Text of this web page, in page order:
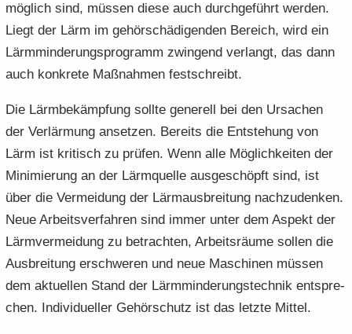
mög­lich sind, müs­sen diese auch durch­ge­führt wer­den.
Liegt der Lärm im ge­hör­schä­di­gen­den Be­reich, wird ein
Lärm­min­de­rungs­pro­gramm zwin­gend ver­langt, das dann
auch kon­kre­te Maß­nah­men fest­schreibt.
Die Lärm­be­kämp­fung soll­te ge­ne­rell bei den Ur­sa­chen
der Ver­lär­mung an­set­zen. Be­reits die Ent­ste­hung von
Lärm ist kri­tisch zu prü­fen. Wenn alle Mög­lich­kei­ten der
Mi­ni­mie­rung an der Lärm­quel­le aus­ge­schöpft sind, ist
über die Ver­mei­dung der Lärmaus­brei­tung nach­zu­den­ken.
Neue Ar­beits­ver­fah­ren sind immer unter dem Aspekt der
Lärm­ver­mei­dung zu be­trach­ten, Ar­beits­räu­me sol­len die
Aus­brei­tung er­schwe­ren und neue Ma­schi­nen müs­sen
dem ak­tu­el­len Stand der Lärm­min­de­rungs­tech­nik ent­spre­
chen. In­di­vi­du­el­ler Ge­hör­schutz ist das letz­te Mit­tel.